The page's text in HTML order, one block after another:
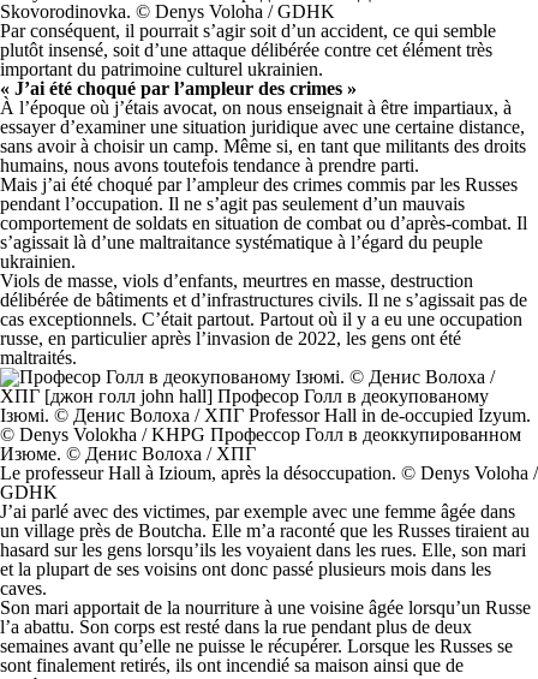
Skovorodinovka. © Denys Voloha / GDHK
Par conséquent, il pourrait s’agir soit d’un accident, ce qui semble
plutôt insensé, soit d’une attaque délibérée contre cet élément très
important du patrimoine culturel ukrainien.
« J’ai été choqué par l’ampleur des crimes »
À l’époque où j’étais avocat, on nous enseignait à être impartiaux, à
essayer d’examiner une situation juridique avec une certaine distance,
sans avoir à choisir un camp. Même si, en tant que militants des droits
humains, nous avons toutefois tendance à prendre parti.
Mais j’ai été choqué par l’ampleur des crimes commis par les Russes
pendant l’occupation. Il ne s’agit pas seulement d’un mauvais
comportement de soldats en situation de combat ou d’après-combat. Il
s’agissait là d’une maltraitance systématique à l’égard du peuple
ukrainien.
Viols de masse, viols d’enfants, meurtres en masse, destruction
délibérée de bâtiments et d’infrastructures civils. Il ne s’agissait pas de
cas exceptionnels. C’était partout. Partout où il y a eu une occupation
russe, en particulier après l’invasion de 2022, les gens ont été
maltraités.
Le professeur Hall à Izioum, après la désoccupation. © Denys Voloha /
GDHK
J’ai parlé avec des victimes, par exemple avec une femme âgée dans
un village près de Boutcha. Elle m’a raconté que les Russes tiraient au
hasard sur les gens lorsqu’ils les voyaient dans les rues. Elle, son mari
et la plupart de ses voisins ont donc passé plusieurs mois dans les
caves.
Son mari apportait de la nourriture à une voisine âgée lorsqu’un Russe
l’a abattu. Son corps est resté dans la rue pendant plus de deux
semaines avant qu’elle ne puisse le récupérer. Lorsque les Russes se
sont finalement retirés, ils ont incendié sa maison ainsi que de